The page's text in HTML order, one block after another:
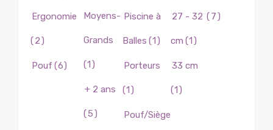
Ergonomie
(2)
Pouf (6)
Moyens-
Grands
(1)
+ 2 ans
(5)
Piscine à
Balles (1)
Porteurs
(1)
Pouf/Siège
27 - 32
cm (1)
33 cm
(1)
(7)